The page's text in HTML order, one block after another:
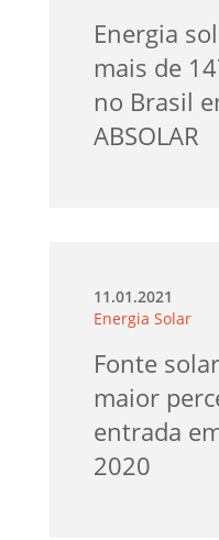
Energia
mais de
no Brasil
ABSOLAR
11.01.2021
Energia Solar
Fonte
maior
entrada
2020